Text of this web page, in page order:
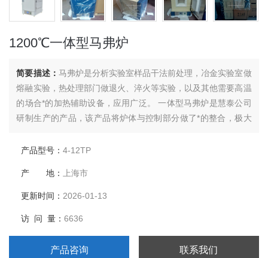
1200℃一体型马弗炉
简要描述： 马弗炉是分析实验室样品干法前处理，冶金实验室做
熔融实验，热处理部门做退火、淬火等实验，以及其他需要高温
的场合*的加热辅助设备，应用广泛。 一体型马弗炉是慧泰公司
研制生产的产品，该产品将炉体与控制部分做了*的整合，极大
产品型号：4-12TP
产 地：上海市
更新时间：2026-01-13
访 问 量：6636
产品咨询 联系我们